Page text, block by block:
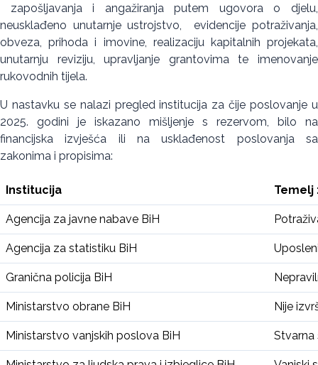
zapošljavanja i angažiranja putem ugovora o djelu,
neusklađeno unutarnje ustrojstvo, evidencije potraživanja,
obveza, prihoda i imovine, realizaciju kapitalnih projekata,
unutarnju reviziju, upravljanje grantovima te imenovanje
rukovodnih tijela.
U nastavku se nalazi pregled institucija za čije poslovanje u
2025. godini je iskazano mišljenje s rezervom, bilo na
financijska izvješća ili na usklađenost poslovanja sa
zakonima i propisima:
Institucija Temelj
Agencija za javne nabave BiH
Agencija za statistiku BiH
Granična policija BiH
Ministarstvo obrane BiH Nije
Ministarstvo vanjskih poslova BiH Stvarna